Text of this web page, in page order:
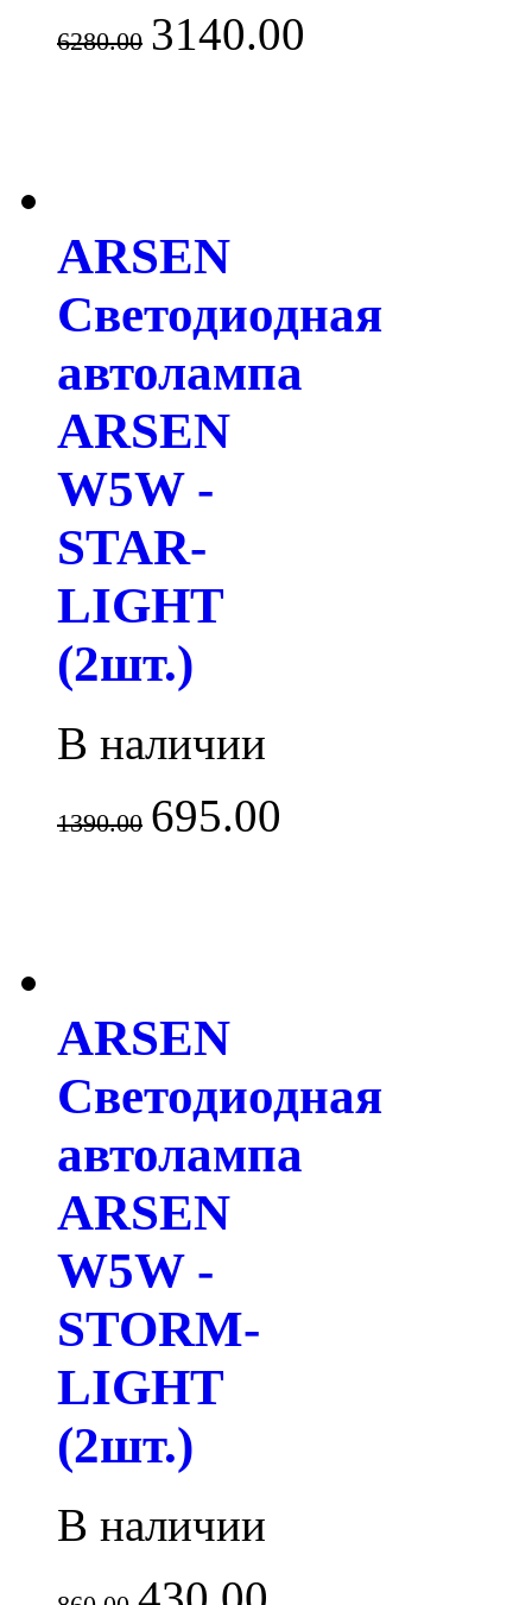
6280.00 3140.00
ARSEN
Светодиодная
автолампа
ARSEN
W5W -
STAR-
LIGHT
(2шт.)
В наличии
1390.00 695.00
ARSEN
Светодиодная
автолампа
ARSEN
W5W -
STORM-
LIGHT
(2шт.)
В наличии